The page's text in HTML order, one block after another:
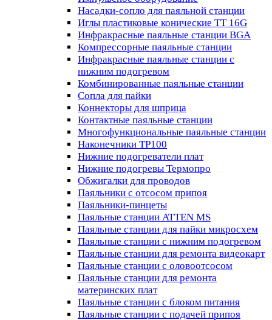
Насадки-сопло для паяльной станции
Иглы пластиковые конические TT 16G
Инфракрасные паяльные станции BGA
Компрессорные паяльные станции
Инфракрасные паяльные станции с
нижним подогревом
Комбинированные паяльные станции
Сопла для пайки
Коннекторы для шприца
Контактные паяльные станции
Многофункциональные паяльные станции
Наконечники TP100
Нижние подогреватели плат
Нижние подогревы Термопро
Обжигалки для проводов
Паяльники с отсосом припоя
Паяльники-пинцеты
Паяльные станции ATTEN MS
Паяльные станции для пайки микросхем
Паяльные станции с нижним подогревом
Паяльные станции для ремонта видеокарт
Паяльные станции с оловоотсосом
Паяльные станции для ремонта
материнских плат
Паяльные станции с блоком питания
Паяльные станции с подачей припоя